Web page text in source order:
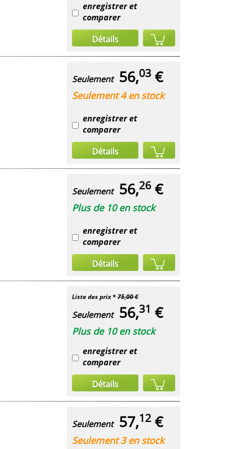
enregistrer et
comparer
Détails
Seulement 56,03 €
Seulement 4 en stock
enregistrer et
comparer
Détails
Seulement 56,26 €
Plus de 10 en stock
enregistrer et
comparer
Détails
Liste des prix *75,00 €
Seulement 56,31 €
Plus de 10 en stock
enregistrer et
comparer
Détails
Seulement 57,12 €
Seulement 3 en stock